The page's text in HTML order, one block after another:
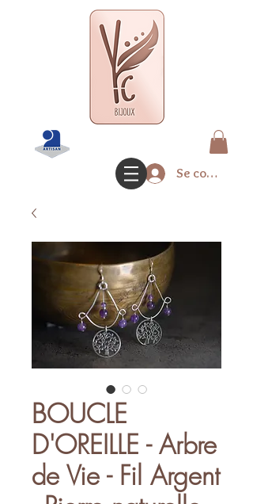
Se connecter
BOUCLE
D'OREILLE - Arbre
de Vie - Fil Argent